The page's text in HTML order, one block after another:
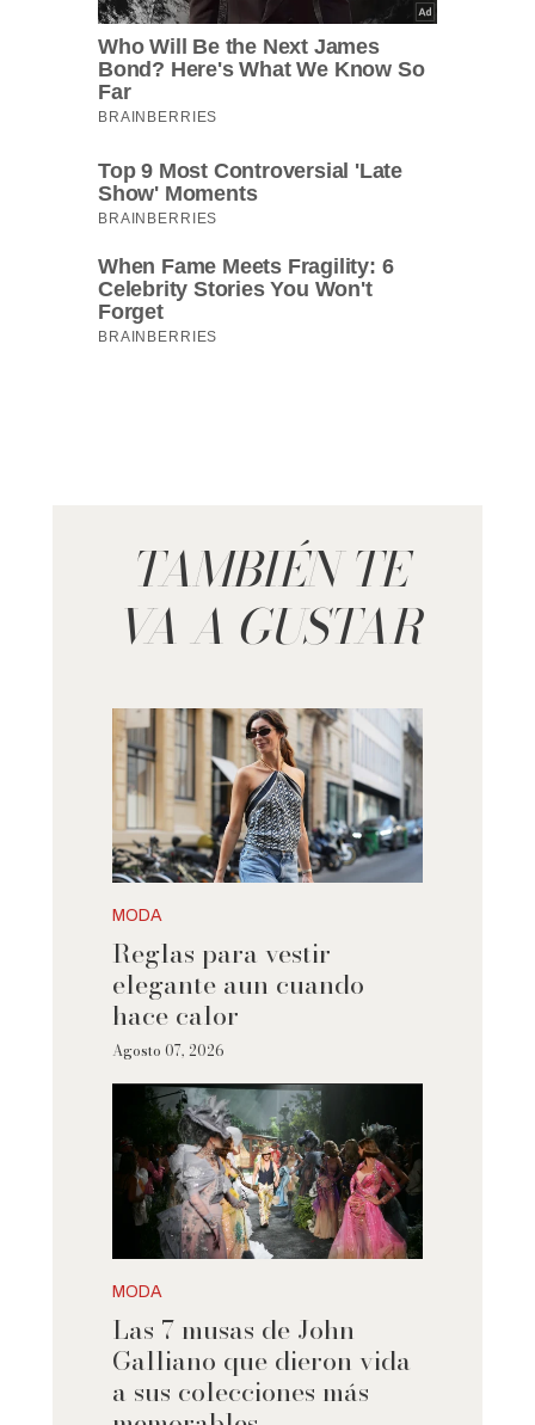
TAMBIÉN TE
VA A GUSTAR
MODA
Reglas para vestir
elegante aun cuando
hace calor
Agosto 07, 2026
MODA
Las 7 musas de John
Galliano que dieron vida
a sus colecciones más